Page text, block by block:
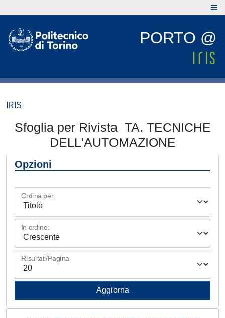
PORTO @
IRIS
Sfoglia per Rivista TA. TECNICHE
DELL'AUTOMAZIONE
Opzioni
Ordina per:
In ordine:
Risultati/Pagina